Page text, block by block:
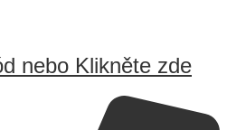
nebo Klikněte zde